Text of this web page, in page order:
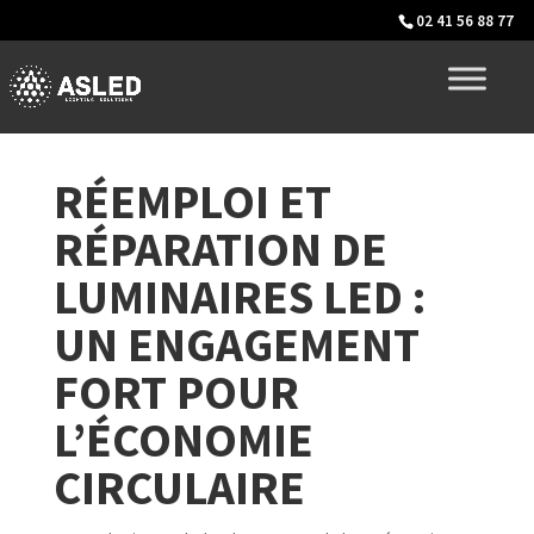
02 41 56 88 77
RÉEMPLOI ET
RÉPARATION DE
LUMINAIRES LED :
UN ENGAGEMENT
FORT POUR
L’ÉCONOMIE
CIRCULAIRE